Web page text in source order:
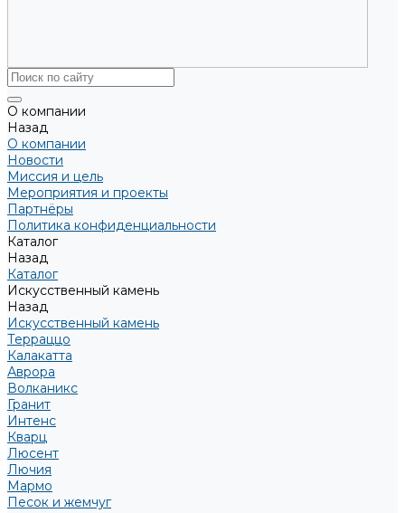
О компании
Назад
О компании
Новости
Миссия и цель
Мероприятия и проекты
Партнёры
Политика конфиденциальности
Каталог
Назад
Каталог
Искусственный камень
Назад
Искусственный камень
Терраццо
Калакатта
Аврора
Волканикс
Гранит
Интенс
Кварц
Люсент
Лючия
Мармо
Песок и жемчуг